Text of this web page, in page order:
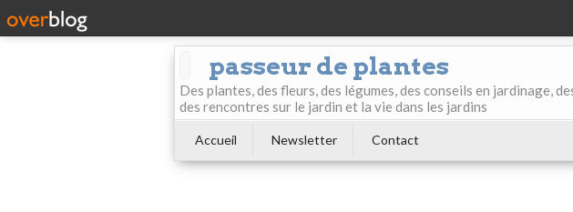
passeur de plantes
Des plantes, des fleurs, des légumes, des conseils en jardinage,
des rencontres sur le jardin et la vie dans les jardins
Accueil Newsletter Contact